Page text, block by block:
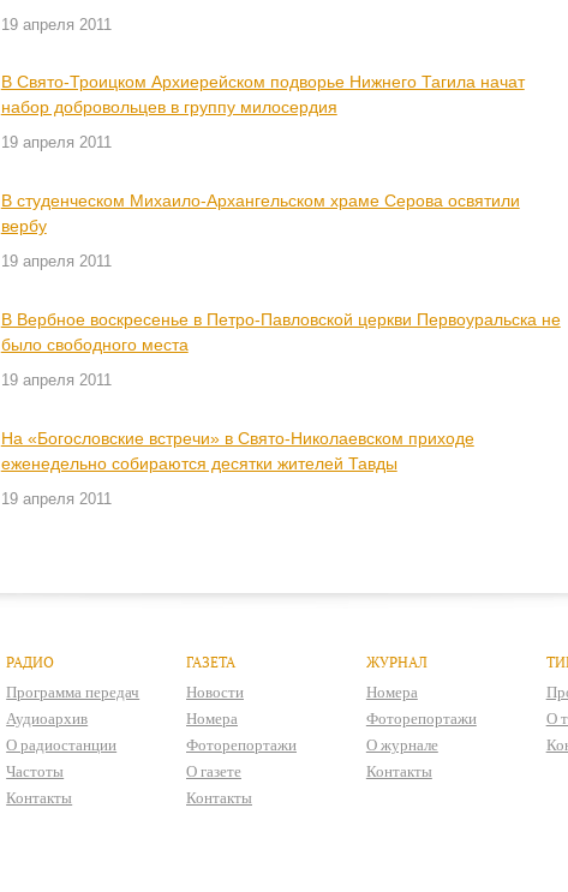
19 апреля 2011
В Свято-Троицком Архиерейском подворье Нижнего Тагила начат
набор добровольцев в группу милосердия
19 апреля 2011
В студенческом Михаило-Архангельском храме Серова освятили
вербу
19 апреля 2011
В Вербное воскресенье в Петро-Павловской церкви Первоуральска не
было свободного места
19 апреля 2011
На «Богословские встречи» в Свято-Николаевском приходе
еженедельно собираются десятки жителей Тавды
19 апреля 2011
РАДИО
Программа передач
Аудиоархив
О радиостанции
Частоты
Контакты
ГАЗЕТА
Новости
Номера
Фоторепортажи
О газете
Контакты
ЖУРНАЛ
Номера
Фоторепортажи
О журнале
Контакты
О